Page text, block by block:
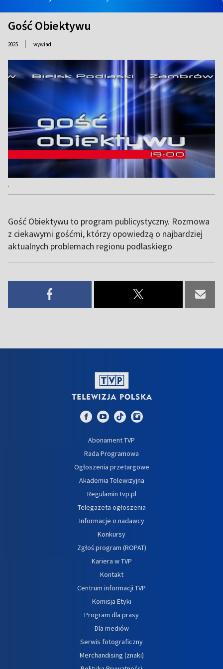
Gość Obiektywu
2025 | wywiad
.
Gość Obiektywu to program publicystyczny. Rozmowa
z ciekawymi gośćmi, którzy opowiedzą o najbardziej
aktualnych problemach regionu podlaskiego
Abonament TVP
Rada Programowa
Ogłoszenia przetargowe
Akademia Telewizyjna
Regulamin tvp.pl
Telegazeta ogłoszenia
Informacje o nadawcy
Konkursy
Zgłoś program (ROPAT)
Kariera w TVP
Kontakt
Centrum informacji TVP
Komisja Etyki
Program dla prasy
Dla mediów
Serwis fotograficzny
Merchandising (znaki)